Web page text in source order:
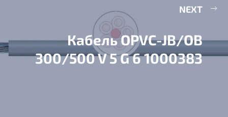
NEXT
Кабель OPVC-JB/OB
300/500 V 5 G 6 1000383